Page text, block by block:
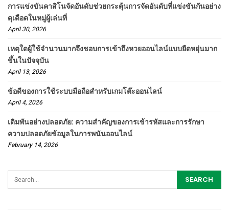
การแข่งขันคาสิโนจัดอันดับช่วยกระตุ้นการจัดอันดับที่แข่งขันกันอย่าง
ดุเดือดในหมู่ผู้เล่นที่
April 30, 2026
เหตุใดผู้ใช้จำนวนมากจึงชอบการเข้าถึงหวยออนไลน์แบบยืดหยุ่นมาก
ขึ้นในปัจจุบัน
April 13, 2026
ข้อดีของการใช้ระบบมือถือสำหรับเกมโต๊ะออนไลน์
April 4, 2026
เดิมพันอย่างปลอดภัย: ความสำคัญของการเข้ารหัสและการรักษา
ความปลอดภัยข้อมูลในการพนันออนไลน์
February 14, 2026